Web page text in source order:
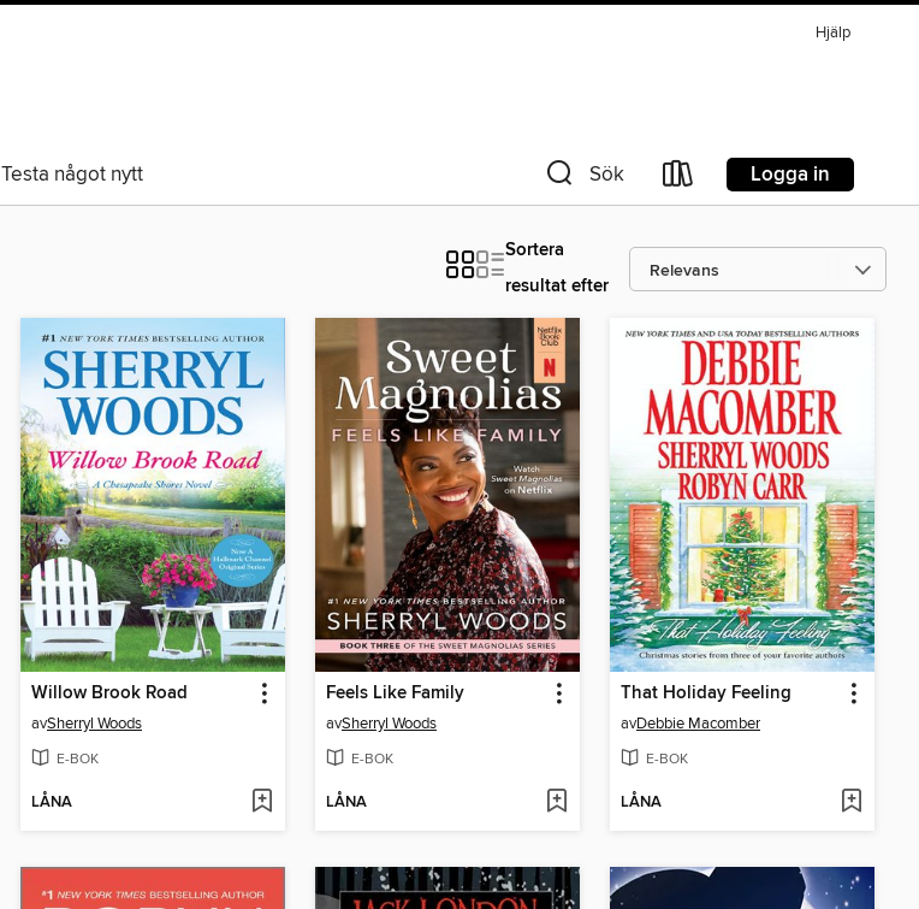
Hjälp
Testa något nytt Sök Logga in
Sortera
resultat efter
Willow Brook Road
avSherryl Woods
E-BOK
LÅNA
Feels Like Family
avSherryl Woods
E-BOK
LÅNA
That Holiday Feeling
avDebbie Macomber
E-BOK
LÅNA